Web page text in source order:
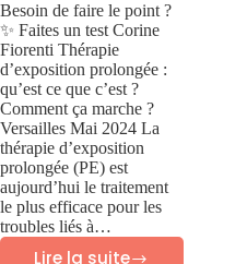
Besoin de faire le point ?
✨ Faites un test Corine
Fiorenti Thérapie
d’exposition prolongée :
qu’est ce que c’est ?
Comment ça marche ?
Versailles Mai 2024 La
thérapie d’exposition
prolongée (PE) est
aujourd’hui le traitement
le plus efficace pour les
troubles liés à…
Lire la suite